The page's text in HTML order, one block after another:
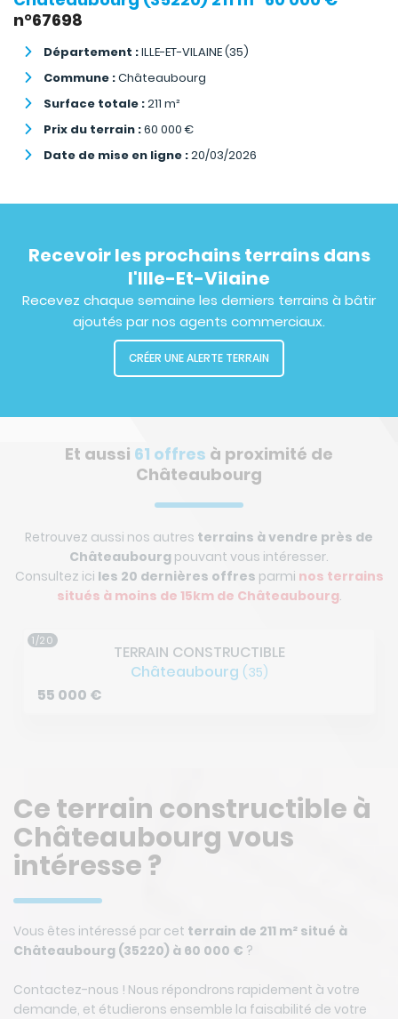
n°67698
Département :ILLE-ET-VILAINE (35)
Commune :Châteaubourg
Surface totale :211 m²
Prix du terrain :60 000 €
Date de mise en ligne :20/03/2026
Recevoir les prochains terrains dans
l'Ille-Et-Vilaine
Recevez chaque semaine les derniers terrains à bâtir
ajoutés par nos agents commerciaux.
CRÉER UNE ALERTE TERRAIN
Et aussi 61 offres à proximité de
Châteaubourg
Retrouvez aussi nos autres terrains à vendre près de
Châteaubourg pouvant vous intéresser.
Consultez ici les 20 dernières offres parmi nos terrains
situés à moins de 15km de Châteaubourg.
1/20
TERRAIN CONSTRUCTIBLE
Châteaubourg(35)
55 000€
Ce terrain constructible à
Châteaubourg vous
intéresse ?
Vous êtes intéressé par cet terrain de 211 m² situé à
Châteaubourg (35220) à 60 000 € ?
Contactez-nous ! Nous répondrons rapidement à votre
demande, et étudierons ensemble la faisabilité de votre